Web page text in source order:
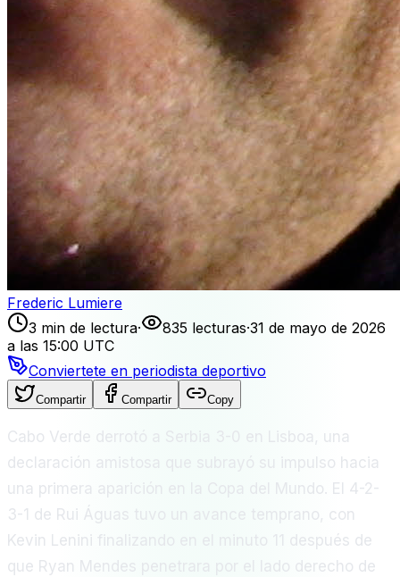
Frederic Lumiere
3 min de lectura· 835 lecturas·31 de mayo de 2026
a las 15:00 UTC
Conviertete en periodista deportivo
Compartir Compartir Copy
Cabo Verde derrotó a Serbia 3-0 en Lisboa, una
declaración amistosa que subrayó su impulso hacia
una primera aparición en la Copa del Mundo. El 4-2-
3-1 de Rui Águas tuvo un avance temprano, con
Kevin Lenini finalizando en el minuto 11 después de
que Ryan Mendes penetrara por el lado derecho de